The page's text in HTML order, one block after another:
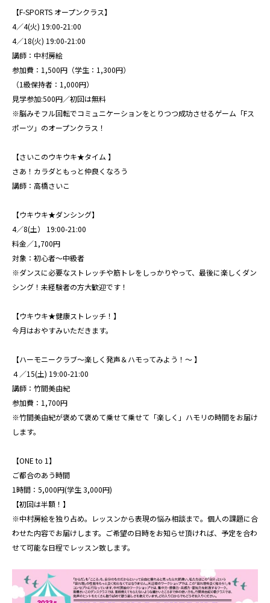
【F-SPORTS オープンクラス】
4／4(火) 19:00-21:00
4／18(火) 19:00-21:00
講師：中村房絵
参加費：1,500円（学生：1,300円）
（1級保持者：1,000円）
見学参加:500円／初回は無料
※脳みそフル回転でコミュニケーションをとりつつ成功させるゲーム「Fス
ポーツ」のオープンクラス！
【さいこのウキウキ★タイム 】
さあ！カラダともっと仲良くなろう
講師：高橋さいこ
【ウキウキ★ダンシング】
4／8(土） 19:00-21:00
料金／1,700円
対象：初心者〜中級者
※ダンスに必要なストレッチや筋トレをしっかりやって、最後に楽しくダン
シング！未経験者の方大歓迎です！
【ウキウキ★健康ストレッチ！】
今月はおやすみいただきます。
【ハーモニークラブ〜楽しく発声＆ハモってみよう！〜 】
４／15(土) 19:00-21:00
講師：竹間美由紀
参加費：1,700円
※竹間美由紀が褒めて褒めて乗せて乗せて「楽しく」ハモリの時間をお届け
します。
【ONE to 1】
ご都合のあう時間
1時間：5,000円(学生 3,000円)
【初回は半額！】
※中村房絵を独り占め。レッスンから表現の悩み相談まで。個人の課題に合
わせた内容でお届けします。ご希望の日時をお知らせ頂ければ、予定を合わ
せて可能な日程でレッスン致します。